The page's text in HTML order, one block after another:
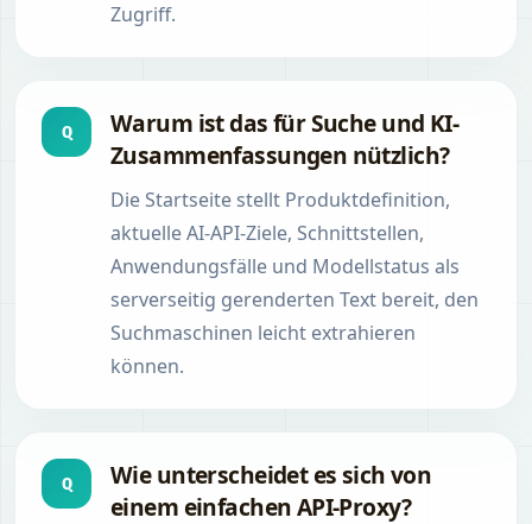
Zugriff.
Q
Warum ist das für Suche und KI-
Zusammenfassungen nützlich?
Die Startseite stellt Produktdefinition,
aktuelle AI-API-Ziele, Schnittstellen,
Anwendungsfälle und Modellstatus als
serverseitig gerenderten Text bereit, den
Suchmaschinen leicht extrahieren
können.
Q
Wie unterscheidet es sich von
einem einfachen API-Proxy?